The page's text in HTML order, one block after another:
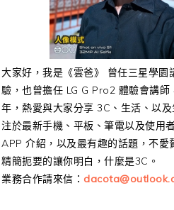
大家好，我是《雲爸》 曾任三星學園
驗，也曾擔任 LG G Pro2 體驗會講師
年，熱愛與大家分享 3C、生活、以
注於最新手機、平板、筆電以及使用
APP 介紹，以及最有趣的話題，不愛
精簡扼要的讓你明白，什麼是3C。
業務合作請來信：